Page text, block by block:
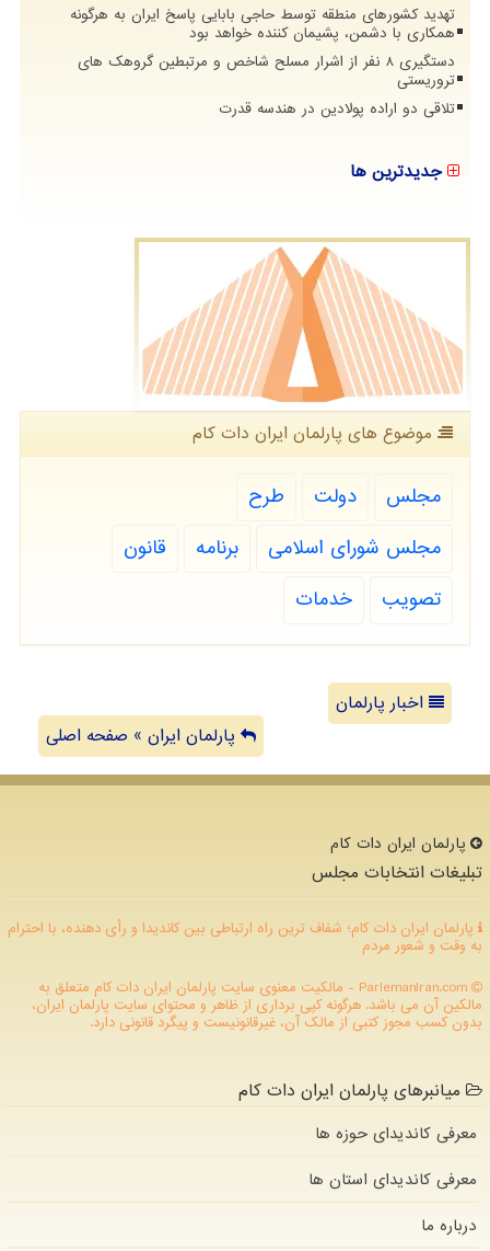
تهدید کشورهای منطقه توسط حاجی بابایی پاسخ ایران به هرگونه
همکاری با دشمن، پشیمان کننده خواهد بود
دستگیری 8 نفر از اشرار مسلح شاخص و مرتبطین گروهک های
تروریستی
تلاقی دو اراده پولادین در هندسه قدرت
جدیدترین ها
موضوع های پارلمان ایران دات كام
مجلس دولت
طرح
مجلس شورای اسلامی
برنامه
قانون
تصویب
خدمات
اخبار پارلمان
پارلمان ایران » صفحه اصلی
پارلمان ایران دات كام
تبلیغات انتخابات مجلس
پارلمان ایران دات کام؛ شفاف ترین راه ارتباطی بین کاندیدا و رأی دهنده، با احترام
به وقت و شعور مردم
ParlemanIran.com - مالکیت معنوی سایت پارلمان ایران دات كام متعلق به
مالکین آن می باشد. هرگونه کپی برداری از ظاهر و محتوای سایت پارلمان ایران،
بدون کسب مجوز کتبی از مالک آن، غیرقانونیست و پیگرد قانونی دارد.
میانبرهای پارلمان ایران دات کام
معرفی کاندیدای حوزه ها
معرفی کاندیدای استان ها
درباره ما